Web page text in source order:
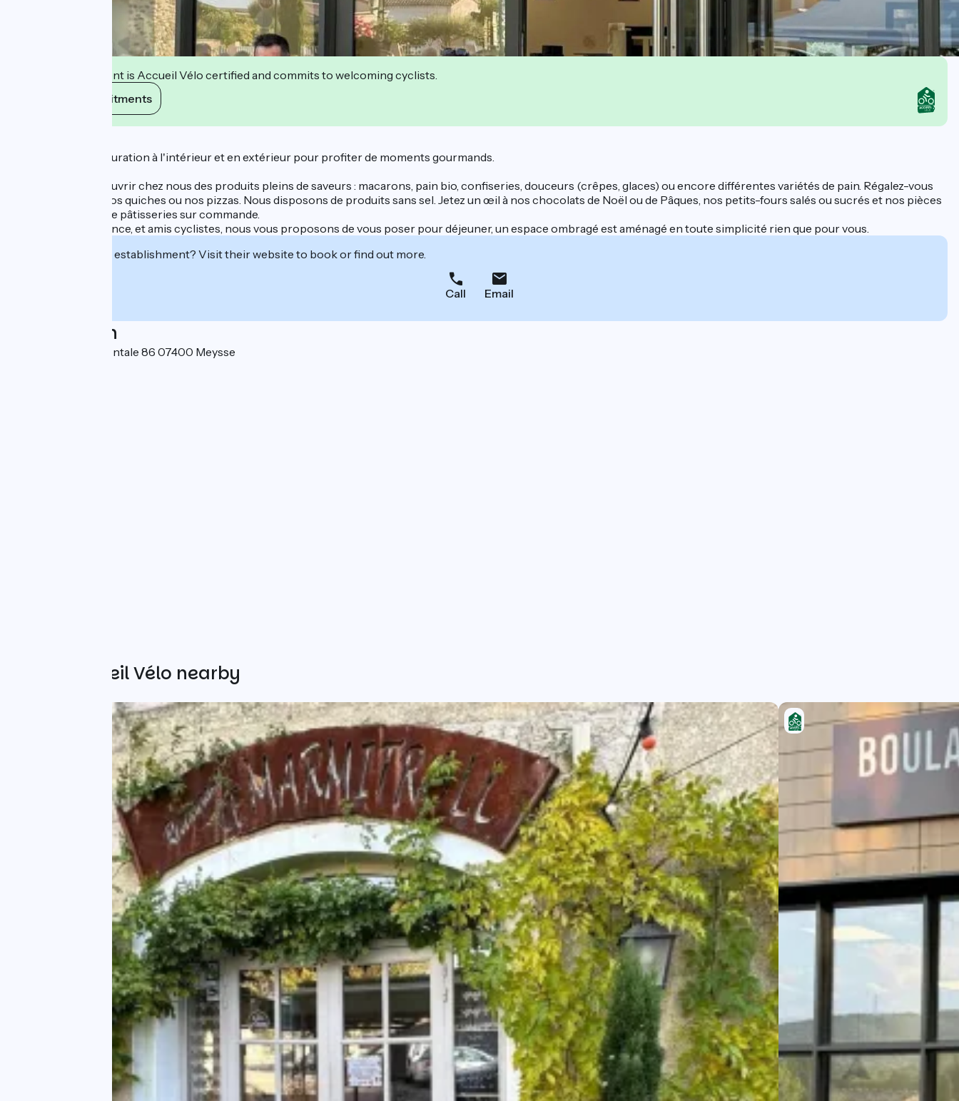
This establishment is Accueil Vélo certified and commits to welcoming cyclists.
View its commitments
Un espace de restauration à l'intérieur et en extérieur pour profiter de moments gourmands.
Vous pourrez découvrir chez nous des produits pleins de saveurs : macarons, pain bio, confiseries, douceurs (crêpes, glaces) ou encore différentes variétés de pain. Régalez-vous
avec nos salades, nos quiches ou nos pizzas. Nous disposons de produits sans sel. Jetez un œil à nos chocolats de Noël ou de Pâques, nos petits-fours salés ou sucrés et nos pièces
montées. Service de pâtisseries sur commande.
Clientèle en itinérance, et amis cyclistes, nous vous proposons de vous poser pour déjeuner, un espace ombragé est aménagé en toute simplicité rien que pour vous.
Interested in this establishment? Visit their website to book or find out more.
Call Email
Localisation
7 Route départementale 86 07400 Meysse
Other Accueil Vélo nearby